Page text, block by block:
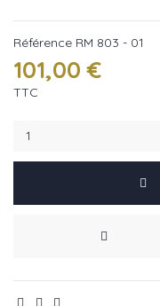
Référence RM 803 - 01
101,00 €
TTC